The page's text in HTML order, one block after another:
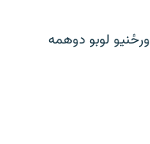
او ایرلینډ ترمینځ د ۵ یو ورځنیو لوبو دوهمه